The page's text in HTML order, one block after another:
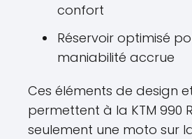
confort
Réservoir optimisé
maniabilité accrue
Ces éléments de design
permettent à la KTM 990
seulement une moto sur